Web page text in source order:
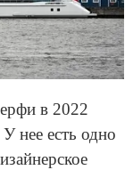
в 2022
нее есть одно